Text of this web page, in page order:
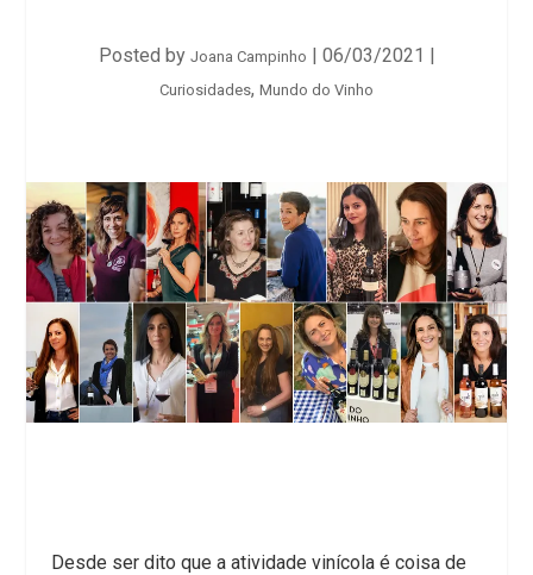
Posted by Joana Campinho | 06/03/2021 |
Curiosidades, Mundo do Vinho
Desde ser dito que a atividade vinícola é coisa de